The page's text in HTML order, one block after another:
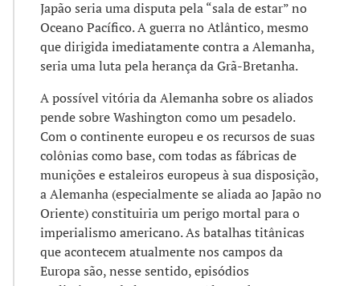
Japão seria uma disputa pela “sala de estar” no
Oceano Pacífico. A guerra no Atlântico, mesmo
que dirigida imediatamente contra a Alemanha,
seria uma luta pela herança da Grã-Bretanha.
A possível vitória da Alemanha sobre os aliados
pende sobre Washington como um pesadelo.
Com o continente europeu e os recursos de suas
colônias como base, com todas as fábricas de
munições e estaleiros europeus à sua disposição,
a Alemanha (especialmente se aliada ao Japão no
Oriente) constituiria um perigo mortal para o
imperialismo americano. As batalhas titânicas
que acontecem atualmente nos campos da
Europa são, nesse sentido, episódios